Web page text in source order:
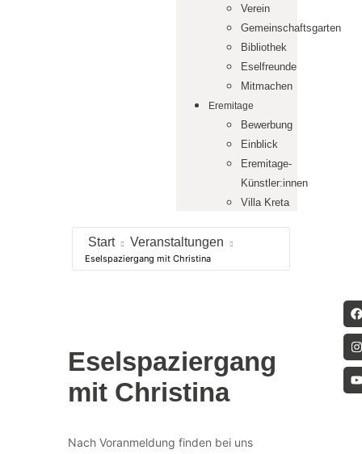
Verein
Gemeinschaftsgarten
Bibliothek
Eselfreunde
Mitmachen
Eremitage
Bewerbung
Einblick
Eremitage-
Künstler:innen
Villa Kreta
Start Veranstaltungen
Eselspaziergang mit Christina
Eselspaziergang
mit Christina
Nach Voranmeldung finden bei uns